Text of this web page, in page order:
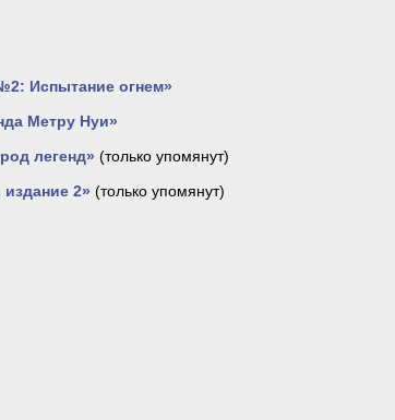
Испытание огнем»
Метру Нуи»
легенд» (только упомянут)
2» (только упомянут)